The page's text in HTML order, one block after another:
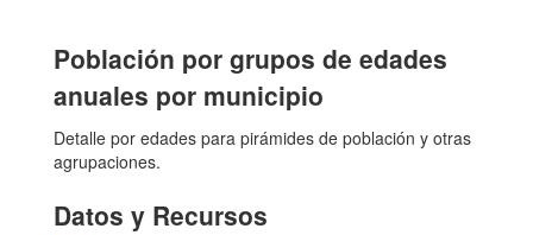
Población por grupos de edades
anuales por municipio
Detalle por edades para pirámides de población y otras
agrupaciones.
Datos y Recursos